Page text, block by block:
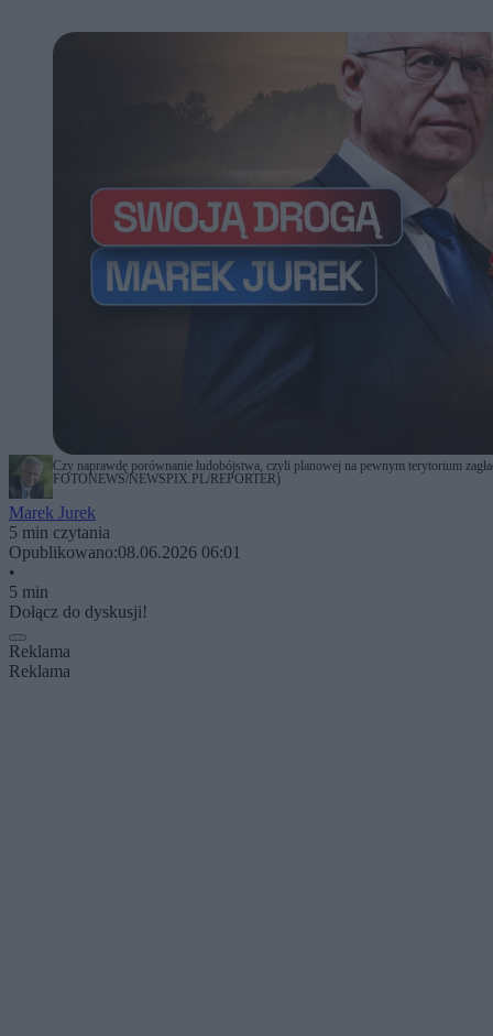
Czy naprawdę porównanie ludobójstwa, czyli planowej na pewnym terytorium
FOTONEWS/NEWSPIX.PL/REPORTER)
Marek Jurek
5 min czytania
Opublikowano:08.06.2026 06:01
•
5 min
Dołącz do dyskusji!
Reklama
Reklama